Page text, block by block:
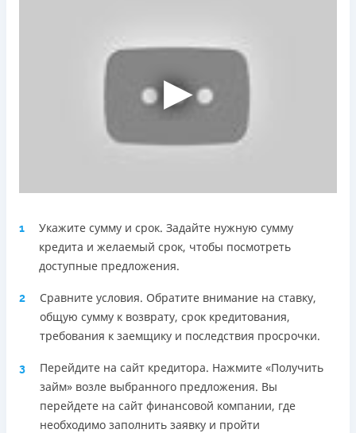
Оплата на расчетный счёт
Онлайн (через сайт или интернет-банкинг)
Через терминалы Приватбанка
Через терминалы самообслуживания
ПОЛУЧИТЬ ЗАЙМ
1
Укажите сумму и срок. Задайте нужную сумму
кредита и желаемый срок, чтобы посмотреть
доступные предложения.
2
Сравните условия. Обратите внимание на ставку,
общую сумму к возврату, срок кредитования,
требования к заемщику и последствия просрочки.
3
Перейдите на сайт кредитора. Нажмите «Получить
займ» возле выбранного предложения. Вы
перейдете на сайт финансовой компании, где
необходимо заполнить заявку и пройти